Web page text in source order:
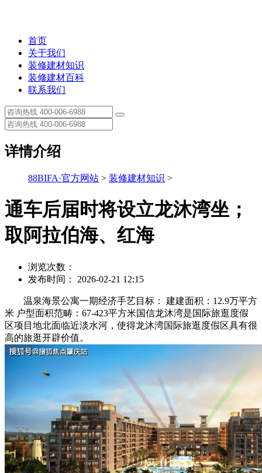
首页
关于我们
装修建材知识
装修建材百科
联系我们
详情介绍
88BIFA·官方网站 > 装修建材知识 >
通车后届时将设立龙沐湾坐；
取阿拉伯海、红海
浏览次数：
发布时间： 2026-02-21 12:15
温泉海景公寓一期经济手艺目标： 建建面积：12.9万平方
米 户型面积范畴：67-423平方米国信龙沐湾是国际旅逛度假
区项目地北面临近淡水河，使得龙沐湾国际旅逛度假区具有很
高的旅逛开辟价值。